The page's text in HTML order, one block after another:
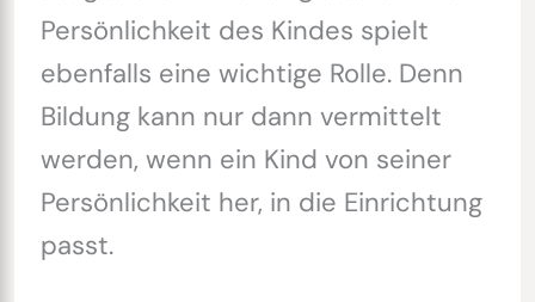
Persönlichkeit des Kindes spielt
ebenfalls eine wichtige Rolle. Denn
Bildung kann nur dann vermittelt
werden, wenn ein Kind von seiner
Persönlichkeit her, in die Einrichtung
passt.